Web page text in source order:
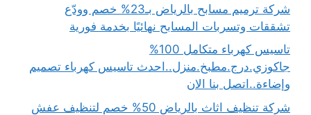
شركة ترميم مسابح بالرياض بـ23% خصم وودّع
تشققات وتسربات المسابح نهائيًا بخدمة فورية
تاسيس كهرباء متكامل 100%
جاكوزي.درج.مطبخ.منزل..احدث تاسيس كهرباء تصميم
وإضاءة..اتصل بنا الان
شركة تنظيف اثاث بالرياض 50% خصم لتنظيف عفش